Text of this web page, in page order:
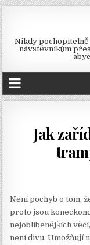
Nikdy pochopitelně
návštěvníkům
Jak
Není pochyb o tom,
proto jsou
nejoblíbenějších
není divu. Umožňují